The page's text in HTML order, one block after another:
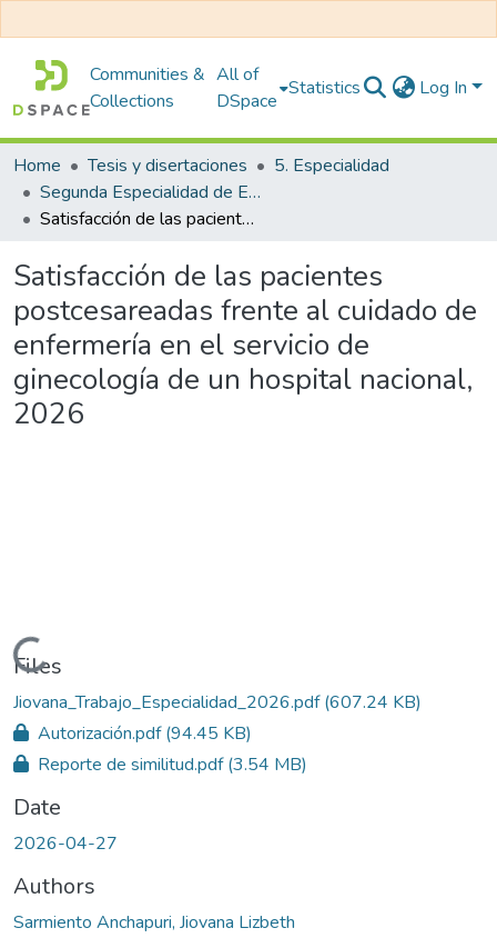
Communities &
Collections
All of
DSpace
Statistics Log In
Home Tesis y disertaciones
5. Especialidad
Segunda Especialidad de Enfermería en Gineco Obstetricia
Satisfacción de las pacientes postcesareadas frente al cuidado de enfermería en el servicio de ginecología de un hospital nacional, 2026
Satisfacción de las pacientes
postcesareadas frente al cuidado de
enfermería en el servicio de
ginecología de un hospital nacional,
2026
Loading...
Files
Jiovana_Trabajo_Especialidad_2026.pdf(607.24 KB)
Autorización.pdf(94.45 KB)
Reporte de similitud.pdf(3.54 MB)
Date
2026-04-27
Authors
Sarmiento Anchapuri, Jiovana Lizbeth